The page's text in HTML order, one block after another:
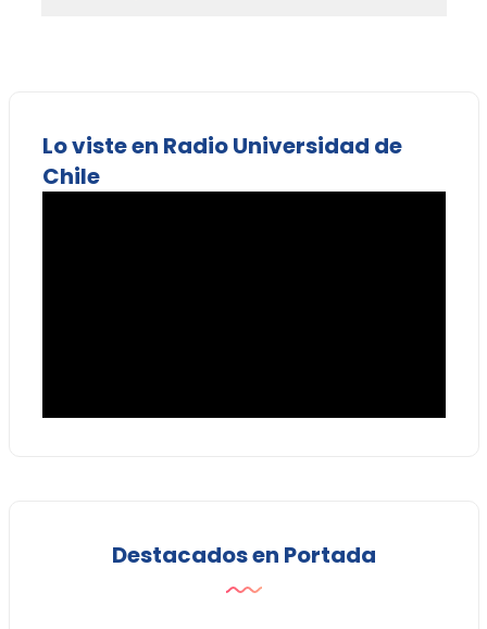
Lo viste en Radio Universidad de
Chile
Destacados en Portada